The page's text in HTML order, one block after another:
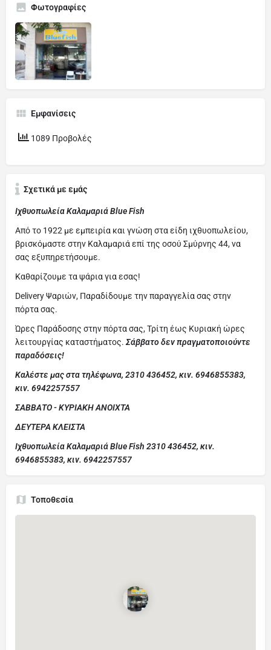
Φωτογραφίες
Εμφανίσεις
1089 Προβολές
Σχετικά με εμάς
Ιχθυοπωλεία Καλαμαριά Blue Fish
Από το 1922 με εμπειρία και γνώση στα είδη ιχθυοπωλείου,
βρισκόμαστε στην Καλαμαριά επί της οσού Σμύρνης 44, να
σας εξυπηρετήσουμε.
Καθαρίζουμε τα ψάρια για εσας!
Delivery Ψαριών, Παραδίδουμε την παραγγελία σας στην
πόρτα σας.
Ώρες Παράδοσης στην πόρτα σας, Τρίτη έως Κυριακή ώρες
λειτουργίας καταστήματος. Σάββατο δεν πραγματοποιούντε
παραδόσεις!
Καλέστε μας στα τηλέφωνα, 2310 436452, κιν. 6946855383,
κιν. 6942257557
ΣΑΒΒΑΤΟ - ΚΥΡΙΑΚΗ ΑΝΟΙΧΤΑ
ΔΕΥΤΕΡΑ ΚΛΕΙΣΤΑ
Ιχθυοπωλεία Καλαμαριά Blue Fish 2310 436452, κιν.
6946855383, κιν. 6942257557
Τοποθεσία